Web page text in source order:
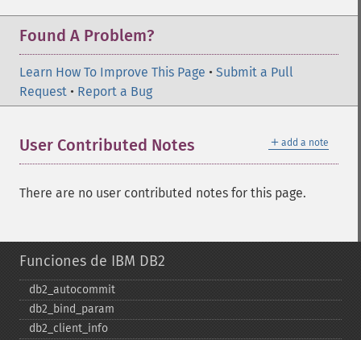
Found A Problem?
Learn How To Improve This Page • Submit a Pull
Request • Report a Bug
＋ add a note
User Contributed Notes
There are no user contributed notes for this page.
Funciones de IBM DB2
db2_​autocommit
db2_​bind_​param
db2_​client_​info